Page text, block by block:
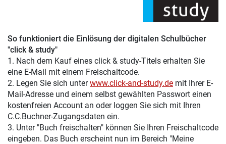
So funktioniert die Einlösung der digitalen Schulbücher
"click & study"
1. Nach dem Kauf eines click & study-Titels erhalten Sie
eine E-Mail mit einem Freischaltcode.
2. Legen Sie sich unterwww.click-and-study.de mit Ihrer E-
Mail-Adresse und einem selbst gewählten Passwort einen
kostenfreien Account an oder loggen Sie sich mit Ihren
C.C.Buchner-Zugangsdaten ein.
3. Unter "Buch freischalten" können Sie Ihren Freischaltcode
eingeben. Das Buch erscheint nun im Bereich "Meine